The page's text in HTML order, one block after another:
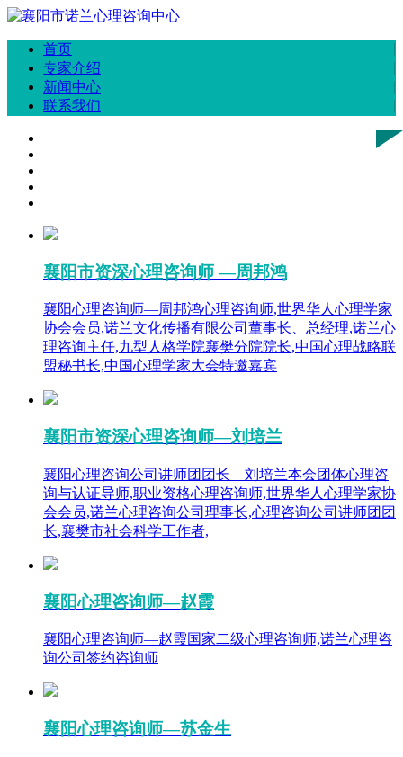
首页
专家介绍
新闻中心
联系我们
襄阳市资深心理咨询师 —周邦鸿
襄阳心理咨询师—周邦鸿心理咨询师,世界华人心理学家
协会会员,诺兰文化传播有限公司董事长、总经理,诺兰心
理咨询主任,九型人格学院襄樊分院院长,中国心理战略联
盟秘书长,中国心理学家大会特邀嘉宾
襄阳市资深心理咨询师—刘培兰
襄阳心理咨询公司讲师团团长—刘培兰本会团体心理咨
询与认证导师,职业资格心理咨询师,世界华人心理学家协
会会员,诺兰心理咨询公司理事长,心理咨询公司讲师团团
长,襄樊市社会科学工作者,
襄阳心理咨询师—赵霞
襄阳心理咨询师—赵霞国家二级心理咨询师,诺兰心理咨
询公司签约咨询师
襄阳心理咨询师—苏金生